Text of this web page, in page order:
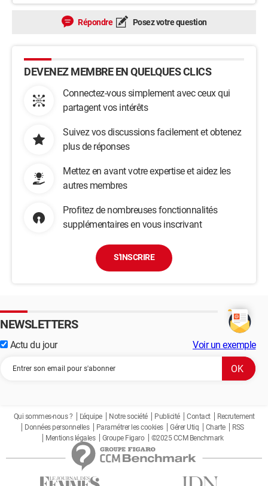
Répondre Posez votre question
DEVENEZ MEMBRE EN QUELQUES CLICS
Connectez-vous simplement avec ceux qui
partagent vos intérêts
Suivez vos discussions facilement et obtenez
plus de réponses
Mettez en avant votre expertise et aidez les
autres membres
Profitez de nombreuses fonctionnalités
supplémentaires en vous inscrivant
S'INSCRIRE
NEWSLETTERS
Actu du jour Voir un exemple
Qui sommes-nous ? L'équipe Notre société Publicité Contact
Recrutement
Données personnelles
Paramétrer les cookies Gérer Utiq Charte
RSS
Mentions légales
Groupe Figaro ©2025 CCM Benchmark